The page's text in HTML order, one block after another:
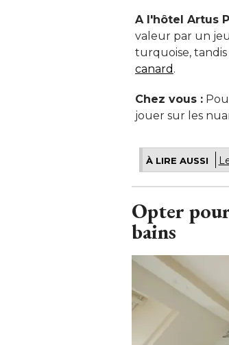
A l'hôtel Artus
valeur par un
turquoise,
canard .
Chez vous :
jouer sur les
À LIRE AUSSI
Opter
bains